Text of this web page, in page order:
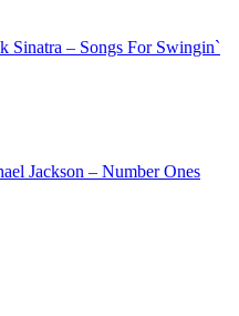
Sinatra – Songs For Swingin`
Jackson – Number Ones